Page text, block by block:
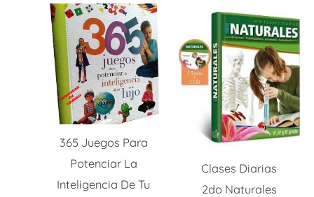
365 Juegos Para
Potenciar La
Inteligencia De Tu
Clases Diarias
2do Naturales